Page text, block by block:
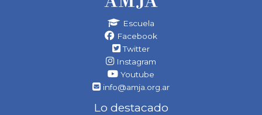
Escuela
Facebook
Twitter
Instagram
Youtube
info@amja.org.ar
Lo destacado